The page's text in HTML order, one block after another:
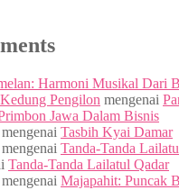
Harmoni Musikal Dari
Pengilon mengenai
Jawa Dalam Bisnis
mengenai Tasbih Kyai Damar
mengenai Tanda-Tanda
Tanda-Tanda Lailatul Qadar
mengenai Majapahit: Puncak